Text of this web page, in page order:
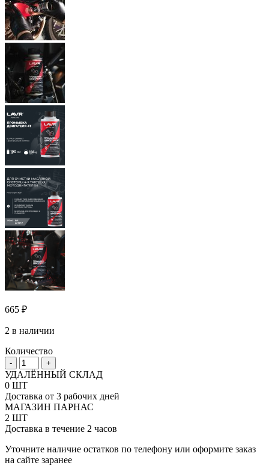
665 ₽
2 в наличии
Количество
-
Количество
товара
Промывка
двигателя
MOTO
4Т
(LAVR)
+
УДАЛЁННЫЙ СКЛАД
0 ШТ
Доставка от 3 рабочих дней
МАГАЗИН ПАРНАС
2 ШТ
Доставка в течение 2 часов
Уточните наличие остатков по телефону или оформите заказ
на сайте заранее